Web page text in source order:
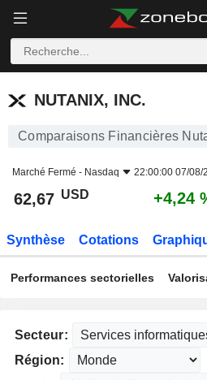
NUTANIX, INC.
NUTANIX, INC.
Comparaisons Financières
Marché Fermé - Nasdaq 22:00:00 07/08/
62,67 USD +4,24
Synthèse Cotations
Performances sectorielles
Secteur:
Région: